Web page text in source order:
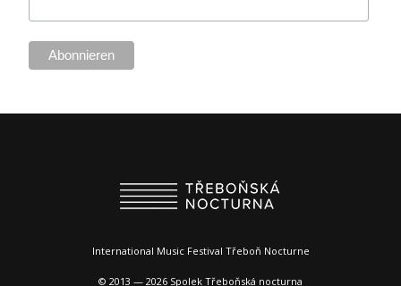
International Music Festival Třeboň Nocturne
© 2013 — 2026 Spolek Třeboňská nocturna